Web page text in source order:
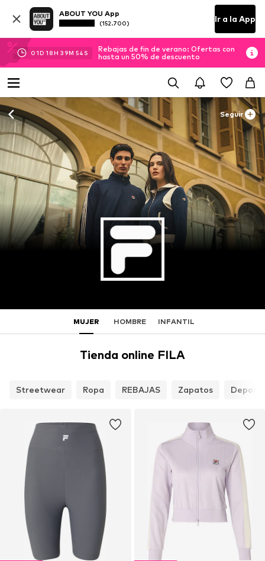
ABOUT YOU App
(152.700) Ir a la App
01D 18H 39M 52 S
Rebajas de fin de verano: Ofertas con
hasta un 50% de descuento
Seguir
MUJER HOMBRE INFANTIL
Tienda online FILA
Streetwear Ropa REBAJAS Zapatos